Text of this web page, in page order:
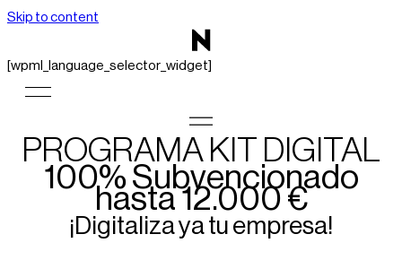
Skip to content
[wpml_language_selector_widget]
PROGRAMA KIT DIGITAL
100% Subvencionado
hasta 12.000 €
¡Digitaliza ya tu empresa!